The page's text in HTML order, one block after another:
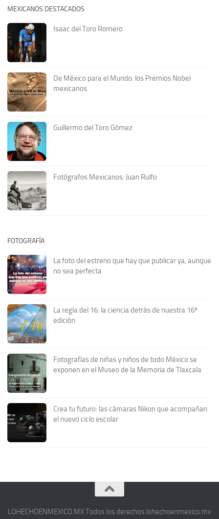
MEXICANOS DESTACADOS
Isaac del Toro Romero
De México para el Mundo: los Premios Nobel
mexicanos
Guillermo del Toro Gómez
Fotógrafos Mexicanos: Juan Rulfo
FOTOGRAFÍA
La foto del estreno que hay que publicar ya, aunque
no sea perfecta
La regla del 16: la ciencia detrás de nuestra 16ª
edición
Fotografías de niñas y niños de todo México se
exponen en el Museo de la Memoria de Tlaxcala
Crea tu futuro: las cámaras Nikon que acompañan
el nuevo ciclo escolar
LOHECHOENMEXICO.MX Todos los derechos lohechoenmexico.mx